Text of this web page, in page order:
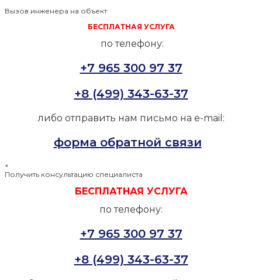
Вызов инженера на объект
БЕСПЛАТНАЯ УСЛУГА
по телефону:
+7 965 300 97 37
+8 (499) 343-63-37
либо отправить нам письмо на e-mail:
форма обратной связи
×
Получить консультацию специалиста
БЕСПЛАТНАЯ УСЛУГА
по телефону:
+7 965 300 97 37
+8 (499) 343-63-37